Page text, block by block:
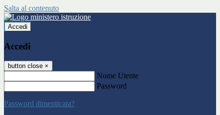
Salta al contenuto
Accedi
Accedi
button close ×
Nome Utente
Password
Password dimenticata?